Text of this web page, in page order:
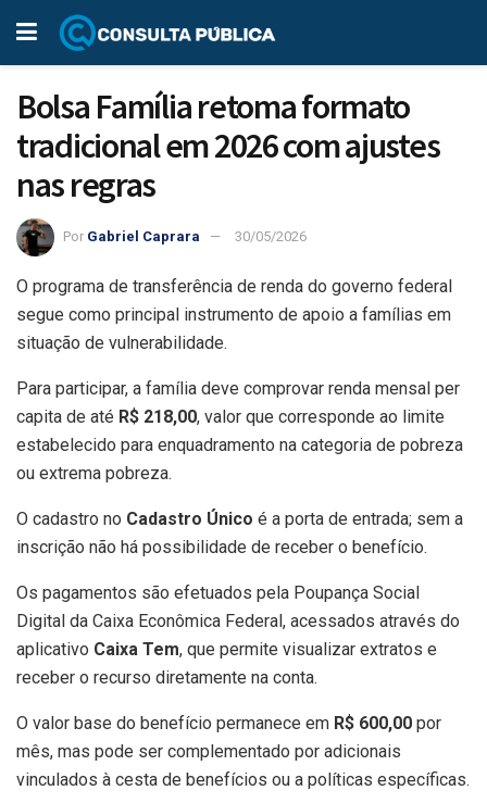
Bolsa Família retoma formato
tradicional em 2026 com ajustes
nas regras
Por Gabriel Caprara 30/05/2026
O programa de transferência de renda do governo federal
segue como principal instrumento de apoio a famílias em
situação de vulnerabilidade.
Para participar, a família deve comprovar renda mensal per
capita de até R$ 218,00, valor que corresponde ao limite
estabelecido para enquadramento na categoria de pobreza
ou extrema pobreza.
O cadastro no Cadastro Único é a porta de entrada; sem a
inscrição não há possibilidade de receber o benefício.
Os pagamentos são efetuados pela Poupança Social
Digital da Caixa Econômica Federal, acessados através do
aplicativo Caixa Tem, que permite visualizar extratos e
receber o recurso diretamente na conta.
O valor base do benefício permanece em R$ 600,00 por
mês, mas pode ser complementado por adicionais
vinculados à cesta de benefícios ou a políticas específicas.